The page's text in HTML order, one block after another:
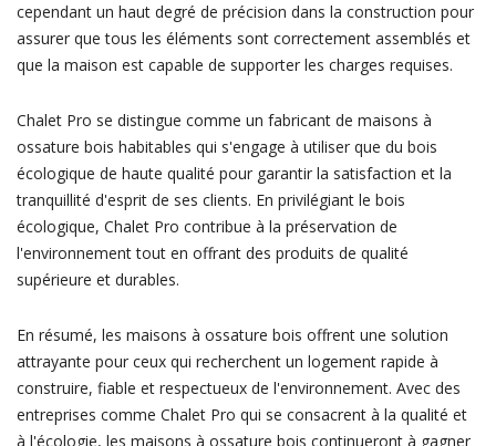
cependant un haut degré de précision dans la construction pour
assurer que tous les éléments sont correctement assemblés et
que la maison est capable de supporter les charges requises.
Chalet Pro se distingue comme un fabricant de maisons à
ossature bois habitables qui s'engage à utiliser que du bois
écologique de haute qualité pour garantir la satisfaction et la
tranquillité d'esprit de ses clients. En privilégiant le bois
écologique, Chalet Pro contribue à la préservation de
l'environnement tout en offrant des produits de qualité
supérieure et durables.
En résumé, les maisons à ossature bois offrent une solution
attrayante pour ceux qui recherchent un logement rapide à
construire, fiable et respectueux de l'environnement. Avec des
entreprises comme Chalet Pro qui se consacrent à la qualité et
à l'écologie, les maisons à ossature bois continueront à gagner